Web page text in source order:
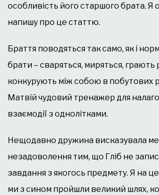
особливість його старшого брата. Я
напишу про це статтю.
Браття поводяться так само, як і
брати – сваряться, миряться, грають
конкурують між собою в побутових
Матвій чудовий тренажер для
взаємодії з однолітками.
Нещодавно дружина висказувала
незадоволення тим, що Гліб не
завдання з якогось предмету. Я на
ми з сином пройшли великий шлях,